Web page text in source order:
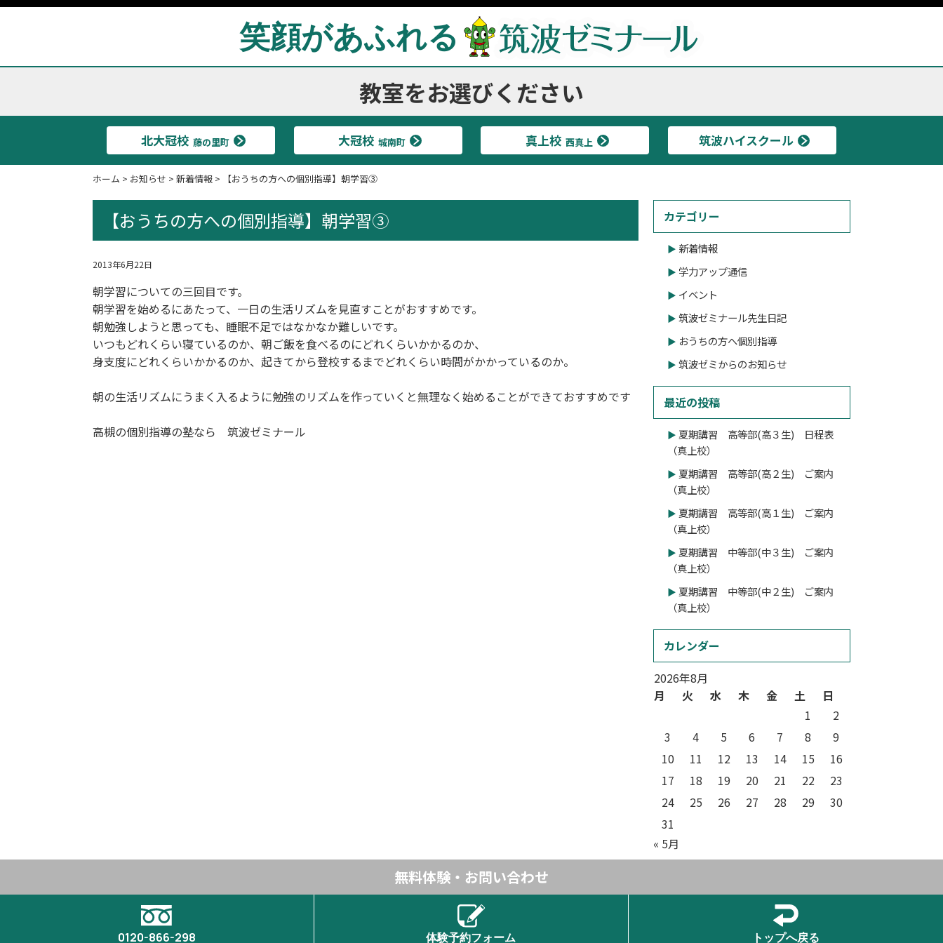
笑顔があふれる
教室をお選びください
北大冠校 藤の里町 大冠校 城南町 真上校 西真上 筑波ハイスクール
ホーム > お知らせ > 新着情報 > 【おうちの方への個別指導】朝学習③
【おうちの方への個別指導】朝学習③
2013年6月22日
朝学習についての三回目です。
朝学習を始めるにあたって、一日の生活リズムを見直すことがおすすめです。
朝勉強しようと思っても、睡眠不足ではなかなか難しいです。
いつもどれくらい寝ているのか、朝ご飯を食べるのにどれくらいかかるのか、
身支度にどれくらいかかるのか、起きてから登校するまでどれくらい時間がかかっているのか。
朝の生活リズムにうまく入るように勉強のリズムを作っていくと無理なく始めることができておすすめです
高槻の個別指導の塾なら 筑波ゼミナール
カテゴリー
新着情報
学力アップ通信
イベント
筑波ゼミナール先生日記
おうちの方へ個別指導
筑波ゼミからのお知らせ
最近の投稿
夏期講習 高等部(高３生) 日程表
（真上校）
夏期講習 高等部(高２生) ご案内
（真上校）
夏期講習 高等部(高１生) ご案内
（真上校）
夏期講習 中等部(中３生) ご案内
（真上校）
夏期講習 中等部(中２生) ご案内
（真上校）
カレンダー
2026年8月
月
火 水 木 金 土
日
1
2
3
4 5 6 7 8
9
10
11 12 13 14 15
16
17
18 19 20 21 22
23
24
25 26 27 28 29
30
31
« 5月
無料体験・お問い合わせ
0120-866-298 体験予約フォーム トップへ戻る